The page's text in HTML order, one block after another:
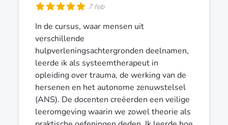
7 feb
In de cursus, waar mensen uit
verschillende
hulpverleningsachtergronden deelnamen,
leerde ik als systeemtherapeut in
opleiding over trauma, de werking van de
hersenen en het autonome zenuwstelsel
(ANS). De docenten creëerden een veilige
leeromgeving waarin we zowel theorie als